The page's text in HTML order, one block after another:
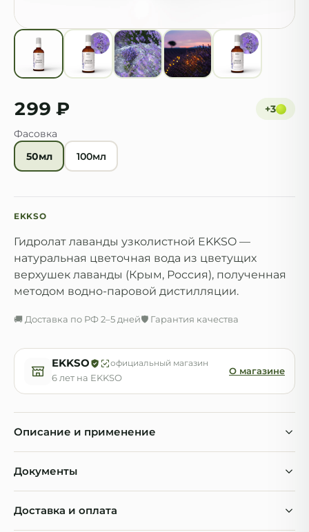
299 ₽ +3
Фасовка
50мл
100мл
EKKSO
Гидролат лаванды узколистной EKKSO —
натуральная цветочная вода из цветущих
верхушек лаванды (Крым, Россия), полученная
методом водно-паровой дистилляции.
🚚 Доставка по РФ 2–5 дней🛡 Гарантия качества
EKKSO официальный магазин
6 лет на EKKSO
О магазине
Описание и применение
натуральная цветочная вода из цветущих верхушек
лаванды (Крым, Россия), полученная методом
водно-паровой дистилляции. 100% чистый продукт:
Документы
ЕАС Декларация о соответствии
Доставка и оплата